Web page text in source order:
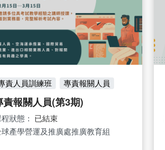
責人員訓練班 專責報關人員
責報關人員(第3期)
狀態： 已結束
產學營運及推廣處推廣教育組